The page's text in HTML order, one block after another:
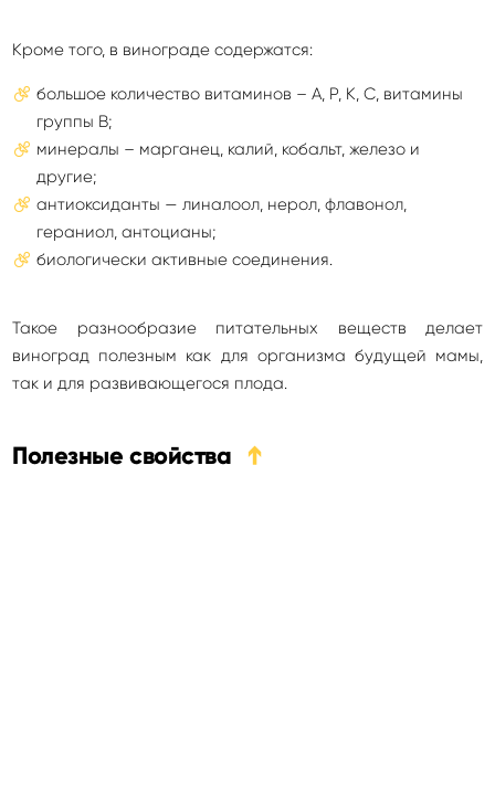
Кроме того, в винограде содержатся:
большое количество витаминов – А, Р, К, С, витамины
группы В;
минералы – марганец, калий, кобальт, железо и
другие;
антиоксиданты — линалоол, нерол, флавонол,
гераниол, антоцианы;
биологически активные соединения.
Такое разнообразие питательных веществ делает
виноград полезным как для организма будущей мамы,
так и для развивающегося плода.
Полезные свойства ➔